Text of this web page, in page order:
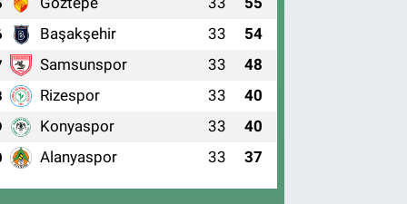
Başakşehir 33 54
Samsunspor 33 48
Rizespor 33 40
Konyaspor 33 40
Alanyaspor 33 37